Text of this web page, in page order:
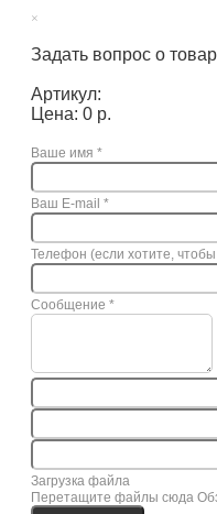
×
Задать вопрос о
Артикул:
Цена: 0 р.
Ваше имя *
Ваш E-mail *
Телефон (если хотите,
Сообщение *
Загрузка файла
Перетащите файлы сюда